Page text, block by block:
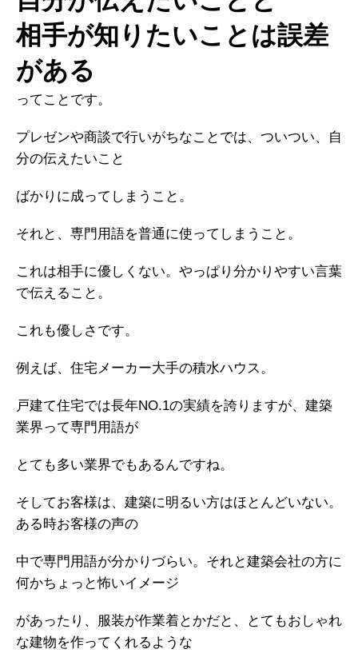
相手が知りたいことは誤差
がある
ってことです。
プレゼンや商談で行いがちなことでは、ついつい、自
分の伝えたいこと
ばかりに成ってしまうこと。
それと、専門用語を普通に使ってしまうこと。
これは相手に優しくない。やっぱり分かりやすい言葉
で伝えること。
これも優しさです。
例えば、住宅メーカー大手の積水ハウス。
戸建て住宅では長年NO.1の実績を誇りますが、建築
業界って専門用語が
とても多い業界でもあるんですね。
そしてお客様は、建築に明るい方はほとんどいない。
ある時お客様の声の
中で専門用語が分かりづらい。それと建築会社の方に
何かちょっと怖いイメージ
があったり、服装が作業着とかだと、とてもおしゃれ
な建物を作ってくれるような